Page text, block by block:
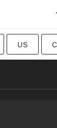
US